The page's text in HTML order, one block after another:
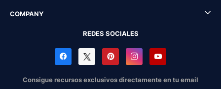
COMPANY
REDES SOCIALES
Consigue recursos exclusivos directamente en tu email